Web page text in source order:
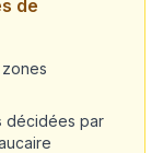
de
décidées par